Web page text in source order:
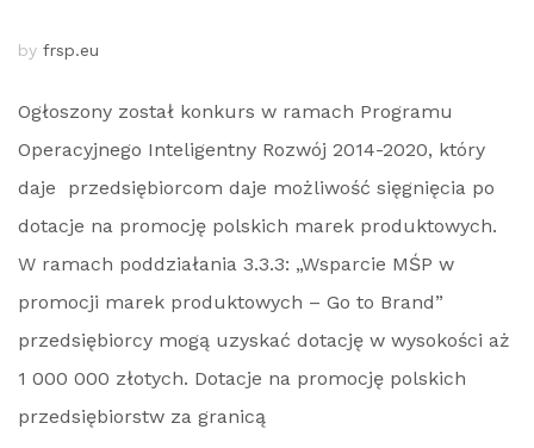
by frsp.eu
Ogłoszony został konkurs w ramach Programu
Operacyjnego Inteligentny Rozwój 2014-2020, który
daje przedsiębiorcom daje możliwość sięgnięcia po
dotacje na promocję polskich marek produktowych.
W ramach poddziałania 3.3.3: „Wsparcie MŚP w
promocji marek produktowych – Go to Brand”
przedsiębiorcy mogą uzyskać dotację w wysokości aż
1 000 000 złotych. Dotacje na promocję polskich
przedsiębiorstw za granicą